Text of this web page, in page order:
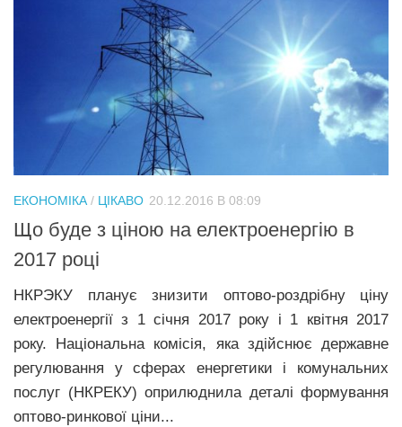
ЕКОНОМІКА/ ЦІКАВО 20.12.2016 В 08:09
Що буде з ціною на електроенергію в
2017 році
НКРЭКУ планує знизити оптово-роздрібну ціну
електроенергії з 1 січня 2017 року і 1 квітня 2017
року. Національна комісія, яка здійснює державне
регулювання у сферах енергетики і комунальних
послуг (НКРЕКУ) оприлюднила деталі формування
оптово-ринкової ціни...